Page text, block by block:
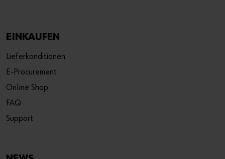
EINKAUFEN
Lieferkonditionen
E-Procurement
Online Shop
FAQ
Support